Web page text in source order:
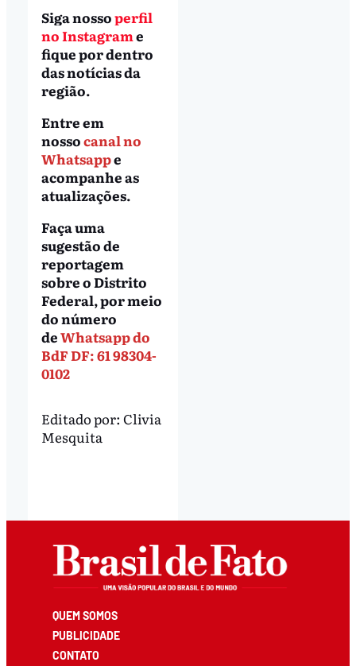
Siga nossoperfil
no Instagrame
fique por dentro
das notícias da
região.
Entre em
nossocanal no
Whatsappe
acompanhe as
atualizações.
Faça uma
sugestão de
reportagem
sobre o Distrito
Federal, por meio
do número
deWhatsapp do
BdF DF: 61 98304-
0102
Editado por: Clivia
Mesquita
QUEM SOMOS
PUBLICIDADE
CONTATO